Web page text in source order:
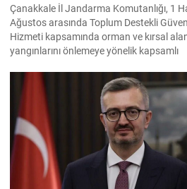
Çanakkale İl Jandarma Komutanlığı, 1
Ağustos arasında Toplum Destekli
Hizmeti kapsamında orman ve kırsal
yangınlarını önlemeye yönelik kapsamlı
görev yapan 178 tim ve 742 personel,
aktif olarak halkı bilinçlendirdi ve denetim
faaliyetleri gerçekleştirdi. Faaliyetler
bin 315 biçerdöver ve balya...